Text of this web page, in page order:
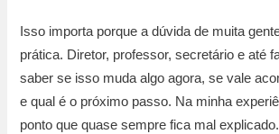
Isso importa porque a dúvida de muita
prática. Diretor, professor, secretário e até
saber se isso muda algo agora, se vale
e qual é o próximo passo. Na minha
ponto que quase sempre fica mal explicado.